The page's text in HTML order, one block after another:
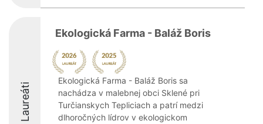
Laureáti
Ekologická Farma - Baláž Boris
Ekologická Farma - Baláž Boris sa
nachádza v malebnej obci Sklené pri
Turčianskych Tepliciach a patrí medzi
dlhoročných lídrov v ekologickom